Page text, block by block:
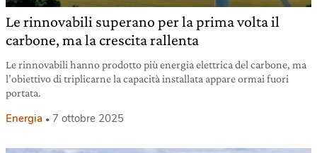
Le rinnovabili superano per la prima volta il
carbone, ma la crescita rallenta
Le rinnovabili hanno prodotto più energia elettrica del carbone, ma
l’obiettivo di triplicarne la capacità installata appare ormai fuori
portata.
Energia 7 ottobre 2025